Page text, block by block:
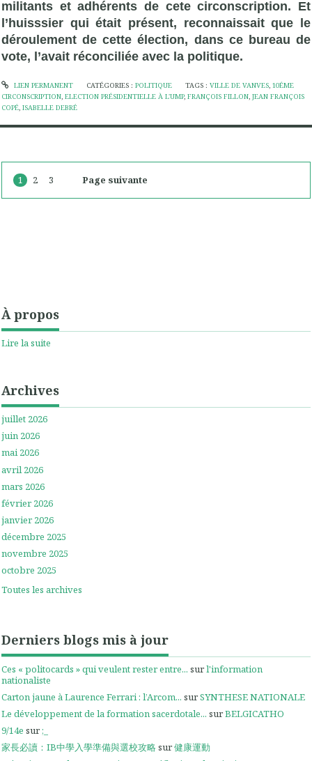
militants et adhérents de cete circonscription. Et
l’huisssier qui était présent, reconnaissait que le
déroulement de cette élection, dans ce bureau de
vote, l’avait réconciliée avec la politique.
LIEN PERMANENT CATÉGORIES : POLITIQUE TAGS :VILLE DE VANVES,10ÉME
CIRCONSCRIPTION, ELECTION PRÉSIDENTIELLE À L'UMP, FRANÇOIS FILLON, JEAN FRANÇOIS
COPÉ, ISABELLE DEBRÉ
1 2 3 Page suivante
À propos
Lire la suite
Archives
juillet 2026
juin 2026
mai 2026
avril 2026
mars 2026
février 2026
janvier 2026
décembre 2025
novembre 2025
octobre 2025
Toutes les archives
Derniers blogs mis à jour
Ces « politocards » qui veulent rester entre... surl'information
nationaliste
Carton jaune à Laurence Ferrari : l’Arcom... surSYNTHESE NATIONALE
Le développement de la formation sacerdotale... surBELGICATHO
9/14e sur;_
家長必讀：IB中學入學準備與選校攻略 sur健康運動